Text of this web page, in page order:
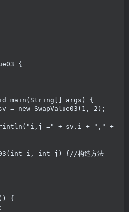
{
main(String[] args) {
= new SwapValue03(1, 2);
=" + sv.i + "," +
i, int j) {//构造方法
{